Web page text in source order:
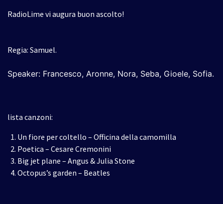
RadioLime vi augura buon ascolto!
Regia: Samuel.
Speaker: Francesco, Aronne, Nora, Seba, Gioele, Sofia.
lista canzoni:
Un fiore per coltello – Officina della camomilla
Poetica – Cesare Cremonini
Big jet plane – Angus & Julia Stone
Octopus’s garden – Beatles